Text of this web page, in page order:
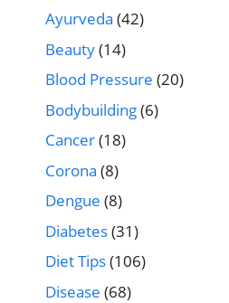
Ayurveda (42)
Beauty(14)
Blood Pressure (20)
Bodybuilding(6)
Cancer(18)
Corona (8)
Dengue (8)
Diabetes(31)
Diet Tips(106)
Disease (68)